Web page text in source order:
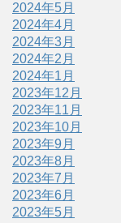
2024年5月
2024年4月
2024年3月
2024年2月
2024年1月
2023年12月
2023年11月
2023年10月
2023年9月
2023年8月
2023年7月
2023年6月
2023年5月